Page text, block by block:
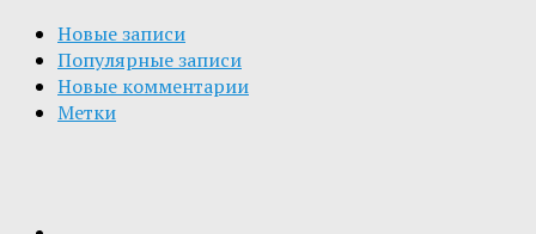
Новые записи
Популярные записи
Новые комментарии
Метки